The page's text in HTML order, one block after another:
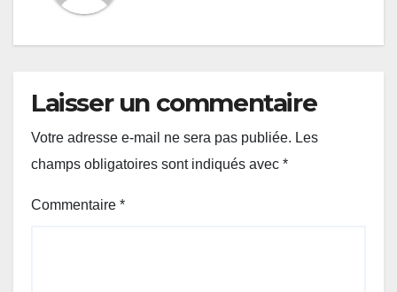
Laisser un commentaire
Votre adresse e-mail ne sera pas publiée. Les
champs obligatoires sont indiqués avec *
Commentaire *